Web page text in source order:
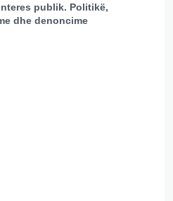
publik. Politikë,
dhe denoncime